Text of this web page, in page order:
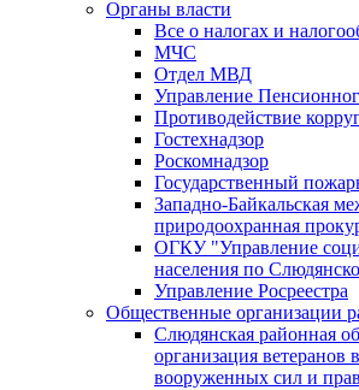
Органы власти
Все о налогах и
МЧС
Отдел МВД
Управление
Противодействие
Гостехнадзор
Роскомнадзор
Государственный
Западно-Байкальская
природоохранная
ОГКУ "Управление
населения по
Управление Росреестра
Общественные организации
Слюдянская районная
организация ветеранов
вооруженных сил и